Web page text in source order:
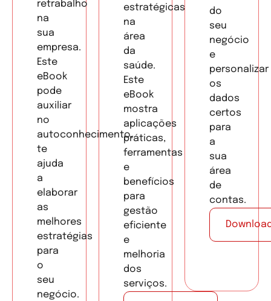
retrabalho
na
sua
empresa.
Este
eBook
pode
auxiliar
no
autoconhecimento,
te
ajuda
a
elaborar
as
melhores
estratégias
para
o
seu
negócio.
estratégicas
na
área
da
saúde.
Este
eBook
mostra
aplicações
práticas,
ferramentas
e
benefícios
para
gestão
eficiente
e
melhoria
dos
serviços.
do
seu
negócio
e
personalizar
os
dados
certos
para
a
sua
área
de
contas.